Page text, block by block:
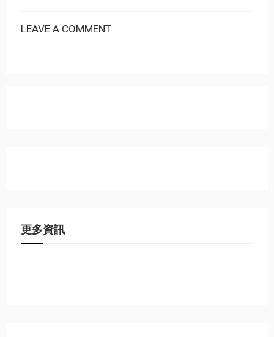
LEAVE A COMMENT
更多資訊